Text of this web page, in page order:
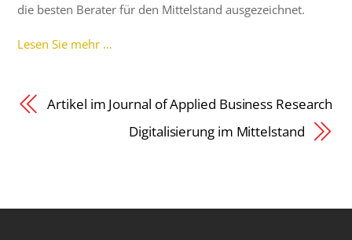
die besten Berater für den Mittelstand ausgezeichnet.
Lesen Sie mehr …
Artikel im Journal of Applied Business Research
Digitalisierung im Mittelstand